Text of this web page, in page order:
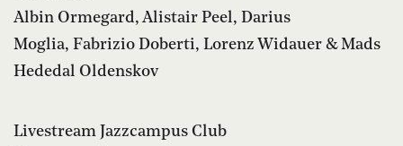
Albin Ormegard, Alistair Peel, Darius
Moglia, Fabrizio Doberti, Lorenz Widauer & Mads
Hededal Oldenskov
Livestream Jazzcampus Club